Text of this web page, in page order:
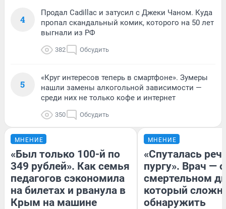
4
Продал Cadillac и затусил с Джеки Чаном. Куда
пропал скандальный комик, которого на 50 лет
выгнали из РФ
382 Обсудить
5
«Круг интересов теперь в смартфоне». Зумеры
нашли замены алкогольной зависимости —
среди них не только кофе и интернет
350 Обсудить
МНЕНИЕ
«Был только 100-й по
349 рублей». Как семья
педагогов сэкономила
на билетах и рванула в
Крым на машине
МНЕНИЕ
«Спуталась
пургу». Врач — о
смертельном
который
обнаружить